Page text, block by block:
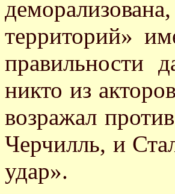
территорий»
правильности
никто из
возражал
Черчилль, и
удар».